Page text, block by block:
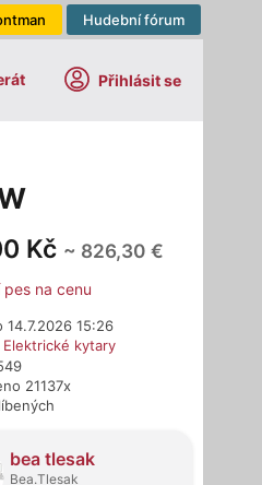
Hudební fórum
Přihlásit se
Kč ~ 826,30 €
na cenu
14.7.2026 15:26
Elektrické kytary
21137x
bea tlesak
Bea.Tlesak